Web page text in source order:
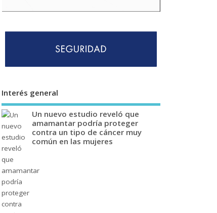
Interés general
Un nuevo estudio reveló que
amamantar podría proteger
contra un tipo de cáncer muy
común en las mujeres